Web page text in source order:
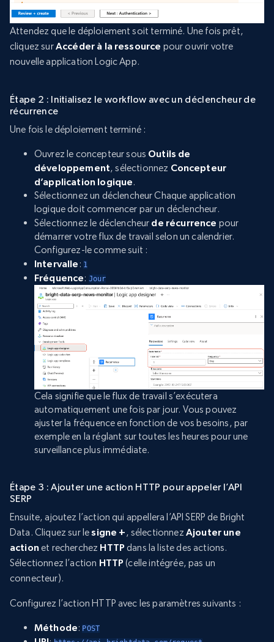
Attendez que le déploiement soit terminé. Une fois prêt,
cliquez surAccéder à la ressource pour ouvrir votre
nouvelle application Logic App.
Étape 2 : Initialisez le workflow avec un déclencheur de
récurrence
Une fois le déploiement terminé :
Ouvrez le concepteur sous Outils de
développement, sélectionnez Concepteur
d’application logique.
Sélectionnez un déclencheur Chaque application
logique doit commencer par un déclencheur.
Sélectionnez le déclencheur de récurrence pour
démarrer votre flux de travail selon un calendrier.
Configurez-le comme suit :
Intervalle : 1
Fréquence: Jour
Cela signifie que le flux de travail s’exécutera
automatiquement une fois par jour. Vous pouvez
ajuster la fréquence en fonction de vos besoins, par
exemple en la réglant sur toutes les heures pour une
surveillance plus immédiate.
Étape 3 : Ajouter une action HTTP pour appeler l’API
SERP
Ensuite, ajoutez l’action qui appellera l’API SERP de Bright
Data. Cliquez sur lesigne +, sélectionnez Ajouter une
actionet recherchez HTTP dans la liste des actions.
Sélectionnez l’action HTTP (celle intégrée, pas un
connecteur).
Configurez l’action HTTP avec les paramètres suivants :
Méthode: POST